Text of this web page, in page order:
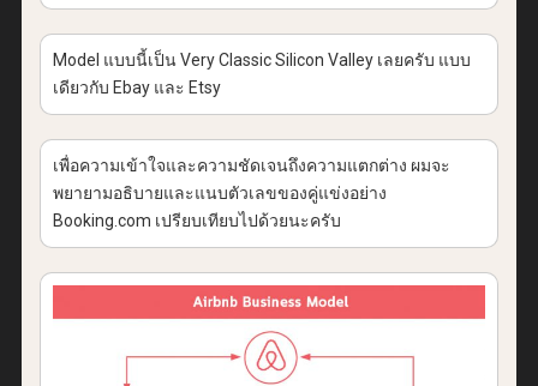
Model แบบนี้เป็น Very Classic Silicon Valley เลยครับ แบบ
เดียวกับ Ebay และ Etsy
เพื่อความเข้าใจและความชัดเจนถึงความแตกต่าง ผมจะ
พยายามอธิบายและแนบตัวเลขของคู่แข่งอย่าง
Booking.com เปรียบเทียบไปด้วยนะครับ